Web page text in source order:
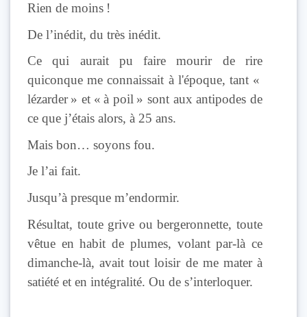
Rien de moins !
De l’inédit, du très inédit.
Ce qui aurait pu faire mourir de rire
quiconque me connaissait à l'époque, tant «
lézarder » et « à poil » sont aux antipodes de
ce que j’étais alors, à 25 ans.
Mais bon… soyons fou.
Je l’ai fait.
Jusqu’à presque m’endormir.
Résultat, toute grive ou bergeronnette, toute
vêtue en habit de plumes, volant par-là ce
dimanche-là, avait tout loisir de me mater à
satiété et en intégralité. Ou de s’interloquer.